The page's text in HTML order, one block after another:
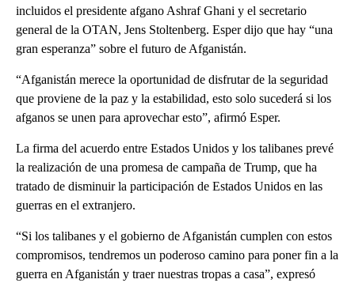
incluidos el presidente afgano Ashraf Ghani y el secretario
general de la OTAN, Jens Stoltenberg. Esper dijo que hay “una
gran esperanza” sobre el futuro de Afganistán.
“Afganistán merece la oportunidad de disfrutar de la seguridad
que proviene de la paz y la estabilidad, esto solo sucederá si los
afganos se unen para aprovechar esto”, afirmó Esper.
La firma del acuerdo entre Estados Unidos y los talibanes prevé
la realización de una promesa de campaña de Trump, que ha
tratado de disminuir la participación de Estados Unidos en las
guerras en el extranjero.
“Si los talibanes y el gobierno de Afganistán cumplen con estos
compromisos, tendremos un poderoso camino para poner fin a la
guerra en Afganistán y traer nuestras tropas a casa”, expresó